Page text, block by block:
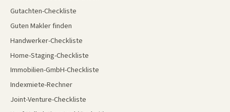
Gutachten-Checkliste
Guten Makler finden
Handwerker-Checkliste
Home-Staging-Checkliste
Immobilien-GmbH-Checkliste
Indexmiete-Rechner
Joint-Venture-Checkliste